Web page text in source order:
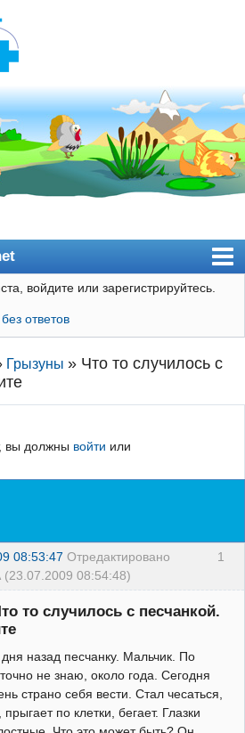
войдите или зарегистрируйтесь.
ответов
Грызуны » Что то случилось с
вы должны войти или
1
08:53:47 Отредактировано
08:54:48)
то случилось с песчанкой.
назад песчанку. Мальчик. По
точно не знаю, около года. Сегодня
страно себя вести. Стал чесаться,
прыгает по клетки, бегает. Глазки